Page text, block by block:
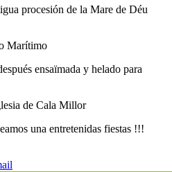
procesión de la Mare de Déu
Marítimo
ensaïmada y helado para
de Cala Millor
una entretenidas fiestas !!!